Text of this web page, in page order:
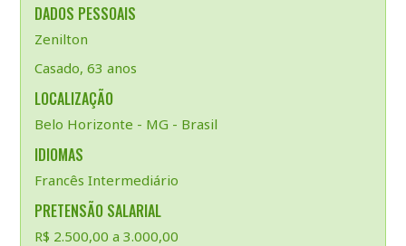
DADOS PESSOAIS
Zenilton
Casado, 63 anos
LOCALIZAÇÃO
Belo Horizonte - MG - Brasil
IDIOMAS
Francês Intermediário
PRETENSÃO SALARIAL
R$ 2.500,00 a 3.000,00